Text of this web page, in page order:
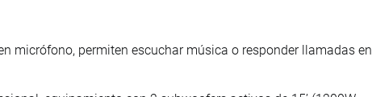
micrófono, permiten escuchar música o responder llamadas en